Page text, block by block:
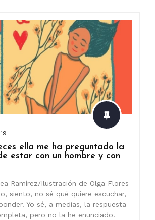
ella me ha preguntado la
estar con un hombre y con
Ramírez/Ilustración de Olga Flores
siento, no sé qué quiere escuchar,
Yo sé, a medias, la respuesta
pero no la he enunciado.